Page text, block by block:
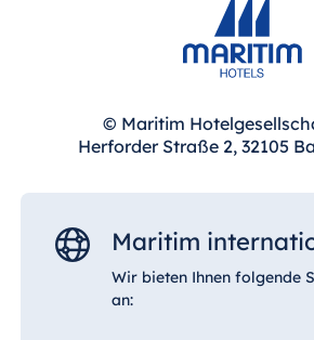
© Maritim
Herforder Straße 2, 32105
Maritim
Wir bieten Ihnen folgende
an: